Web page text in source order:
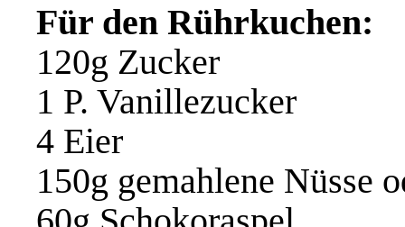
Für den Rührkuchen:
120g Zucker
1 P. Vanillezucker
4 Eier
150g gemahlene Nüsse